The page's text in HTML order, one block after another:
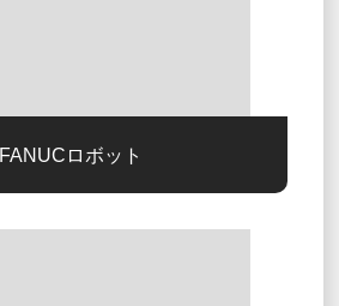
FANUCロボット